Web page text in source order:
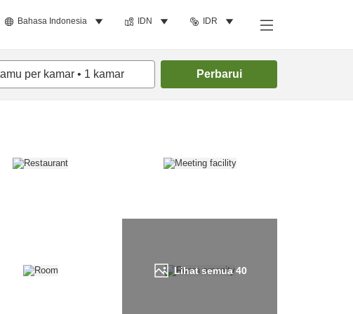
Bahasa Indonesia IDN IDR
per kamar • 1 kamar Perbarui
Lihat semua40
Cari kamar